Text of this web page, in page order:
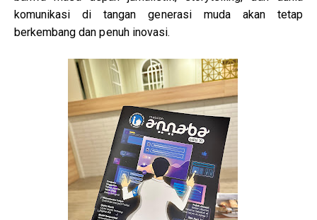
komunikasi di tangan generasi muda akan tetap
berkembang dan penuh inovasi.